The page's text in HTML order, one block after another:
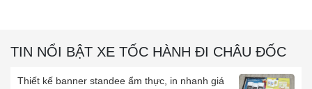
TIN NỔI BẬT XE TỐC HÀNH ĐI CHÂU ĐỐC
Thiết kế banner standee ẩm thực, in nhanh giá